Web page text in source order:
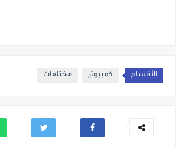
الأقسام كمبيوتر مختلفات